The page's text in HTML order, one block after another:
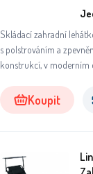
Skládací zahradní
s polstrováním a
konstrukcí, v moderním
pláže. Koupit